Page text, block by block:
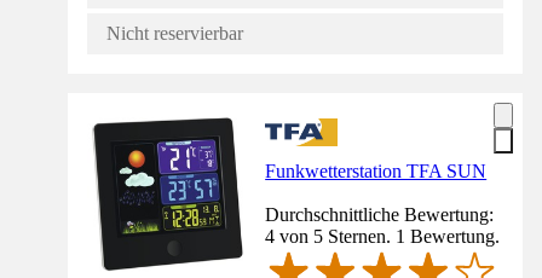
Nicht reservierbar
Funkwetterstation TFA SUN
Durchschnittliche Bewertung:
4 von 5 Sternen. 1 Bewertung.